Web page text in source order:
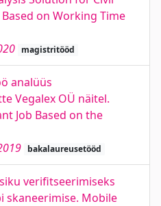
on Working Time
magistritööd
analüüs
Vegalex OÜ näitel.
Job Based on the
bakalaureusetööd
verifitseerimiseks
skaneerimise. Mobile